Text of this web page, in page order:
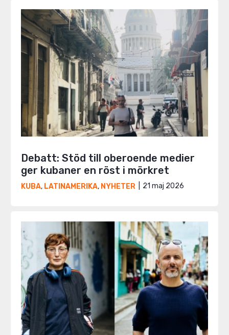
Debatt: Stöd till oberoende medier
ger kubaner en röst i mörkret
KUBA, LATINAMERIKA, NYHETER 21 maj 2026